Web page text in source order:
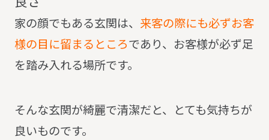
家の顔でもある玄関は、 来客の際にも必ずお客
様の目に留まるところであり、お客様が必ず足
を踏み入れる場所です。
そんな玄関が綺麗で清潔だと、とても気持ちが
良いものです。